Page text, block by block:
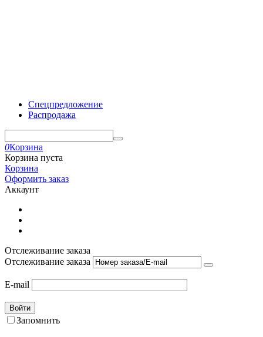
Спецпредложение
Распродажа
0Корзина
Корзина пуста
Корзина
Оформить заказ
Аккаунт
Отслеживание заказа
Отслеживание заказа
E-mail
Войти
Запомнить